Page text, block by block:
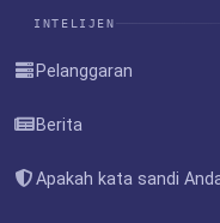
INTELIJEN
Pelanggaran
Berita
Apakah kata sandi